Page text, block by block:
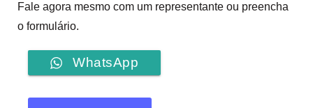
Fale agora mesmo com um representante ou preencha
o formulário.
WhatsApp